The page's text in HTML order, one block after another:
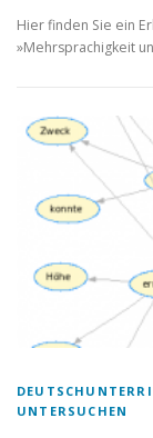
Hier finden Sie ein
»Mehrsprachigkeit
UNTERSUCHEN